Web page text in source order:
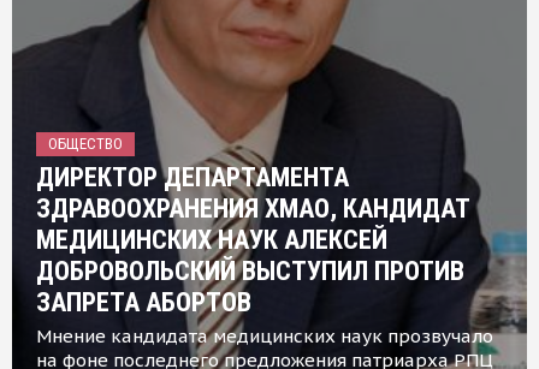
ОБЩЕСТВО
ДИРЕКТОР ДЕПАРТАМЕНТА
ЗДРАВООХРАНЕНИЯ ХМАО, КАНДИДАТ
МЕДИЦИНСКИХ НАУК АЛЕКСЕЙ
ДОБРОВОЛЬСКИЙ ВЫСТУПИЛ ПРОТИВ
ЗАПРЕТА АБОРТОВ
Мнение кандидата медицинских наук прозвучало
на фоне последнего предложения патриарха РПЦ